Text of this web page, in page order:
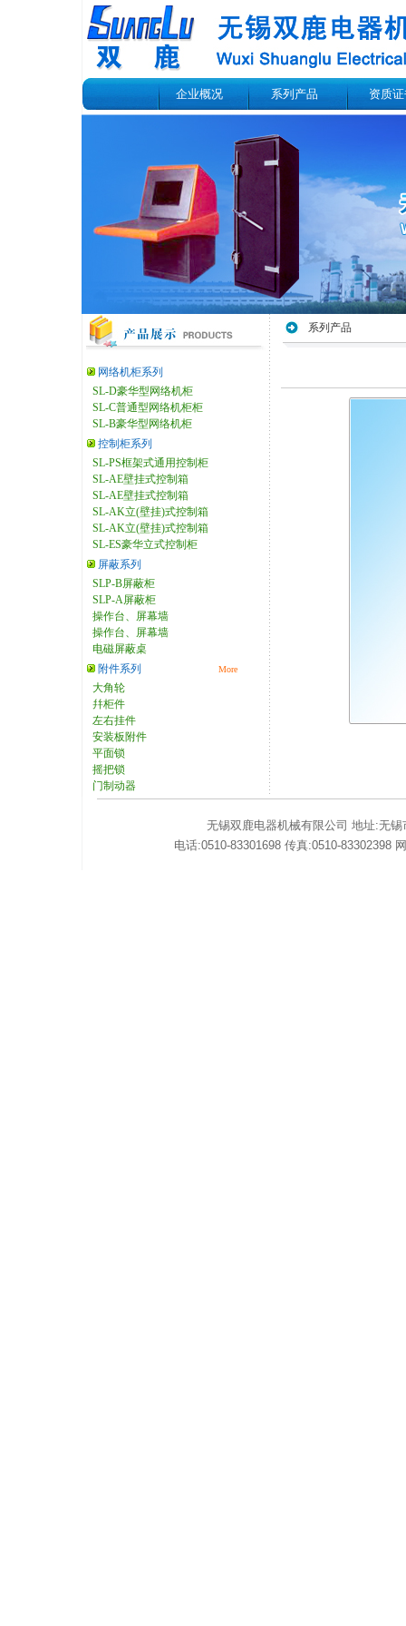
企业概况 系列产品 资质
网络机柜系列
SL-D豪华型网络机柜
SL-C普通型网络机柜柜
SL-B豪华型网络机柜
控制柜系列
SL-PS框架式通用控制柜
SL-AE壁挂式控制箱
SL-AE壁挂式控制箱
SL-AK立(壁挂)式控制箱
SL-AK立(壁挂)式控制箱
SL-ES豪华立式控制柜
屏蔽系列
SLP-B屏蔽柜
SLP-A屏蔽柜
操作台、屏幕墙
操作台、屏幕墙
电磁屏蔽桌
附件系列
More
大角轮
幷柜件
左右挂件
安装板附件
平面锁
摇把锁
门制动器
系列产品
无锡双鹿电器机械有限公司 地址:无
电话:0510-83301698 传真:0510-83302398